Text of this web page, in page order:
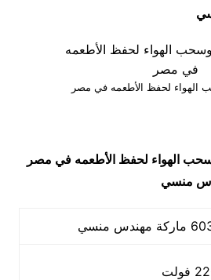
الهواء لحفظ الأطعمه في مصر
الهواء لحفظ الأطعمه في مصر
فولت